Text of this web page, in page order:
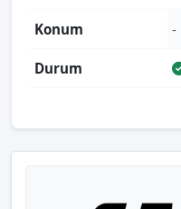
Konum -
Durum